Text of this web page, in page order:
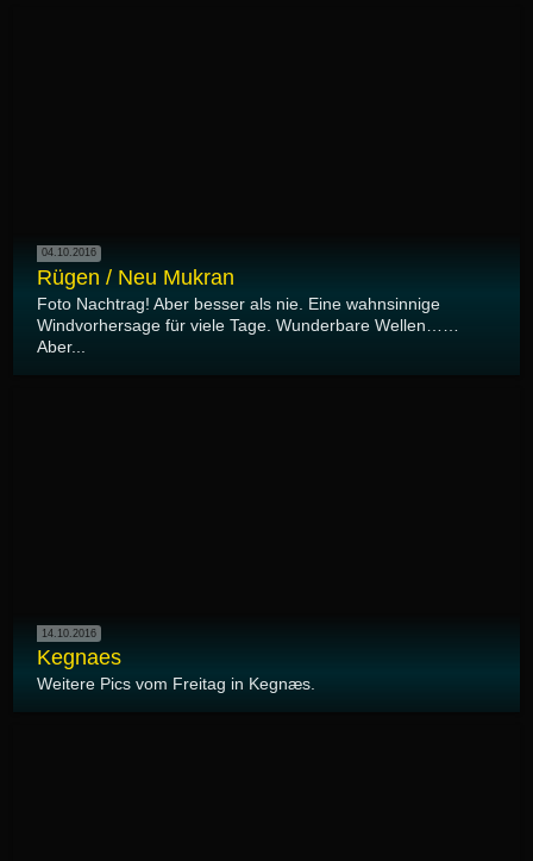
04.10.2016
Rügen / Neu Mukran
Foto Nachtrag! Aber besser als nie. Eine wahnsinnige
Windvorhersage für viele Tage. Wunderbare Wellen……
Aber...
14.10.2016
Kegnaes
Weitere Pics vom Freitag in Kegnæs.